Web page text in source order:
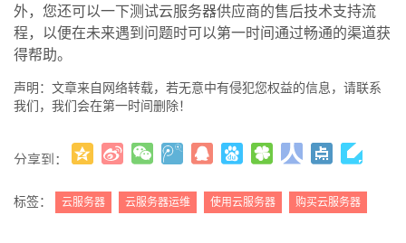
外，您还可以一下测试云服务器供应商的售后技术支持流
程，以便在未来遇到问题时可以第一时间通过畅通的渠道获
得帮助。
声明：文章来自网络转载，若无意中有侵犯您权益的信息，请联系
我们，我们会在第一时间删除！
分享到：
( )
标签： 云服务器 云服务器运维 使用云服务器 购买云服务器